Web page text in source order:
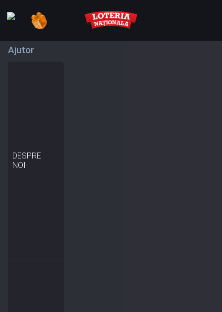
Ajutor
DESPRE
NOI